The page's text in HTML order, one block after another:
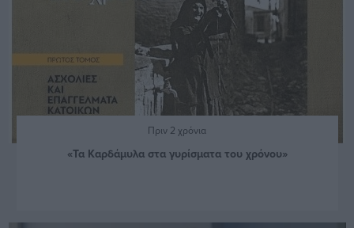
Πριν 2 χρόνια
«Τα Καρδάμυλα στα γυρίσματα του χρόνου»